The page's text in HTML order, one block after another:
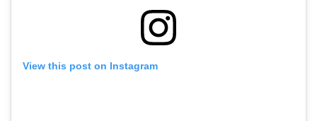
View this post on Instagram